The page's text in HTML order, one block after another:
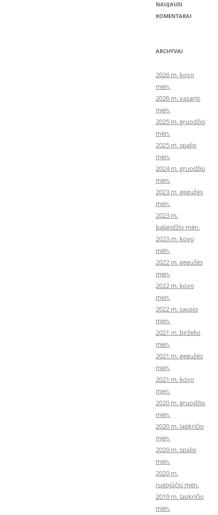
NAUJAUSI
KOMENTARAI
ARCHYVAI
2026 m. kovo
mėn.
2026 m. vasario
mėn.
2025 m. gruodžio
mėn.
2025 m. spalio
mėn.
2024 m. gruodžio
mėn.
2023 m. gegužės
mėn.
2023 m.
balandžio mėn.
2023 m. kovo
mėn.
2022 m. gegužės
mėn.
2022 m. kovo
mėn.
2022 m. sausio
mėn.
2021 m. birželio
mėn.
2021 m. gegužės
mėn.
2021 m. kovo
mėn.
2020 m. gruodžio
mėn.
2020 m. lapkričio
mėn.
2020 m. spalio
mėn.
2020 m.
rugpjūčio mėn.
2019 m. lapkričio
mėn.